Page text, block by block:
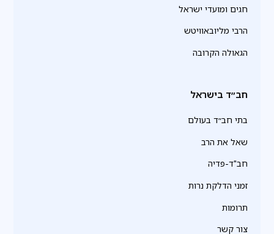
חגים ומועדי ישראל
הרבי מליובאוויטש
הגאולה הקרובה
חב״ד בישראל
בתי חב״ד בעולם
שאל את הרב
חב"ד-פדיה
זמני הדלקת נרות
תרומות
צור קשר